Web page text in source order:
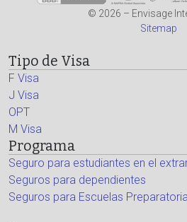
© 2026 – Envisage
Sitemap
Tipo de Visa
F Visa
J Visa
OPT
M Visa
Programa
Seguro para estudiantes en el
Seguros para dependientes
Seguros para Escuelas